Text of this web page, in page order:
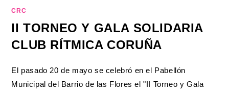
CRC
II TORNEO Y GALA SOLIDARIA
CLUB RÍTMICA CORUÑA
El pasado 20 de mayo se celebró en el Pabellón
Municipal del Barrio de las Flores el "II Torneo y Gala